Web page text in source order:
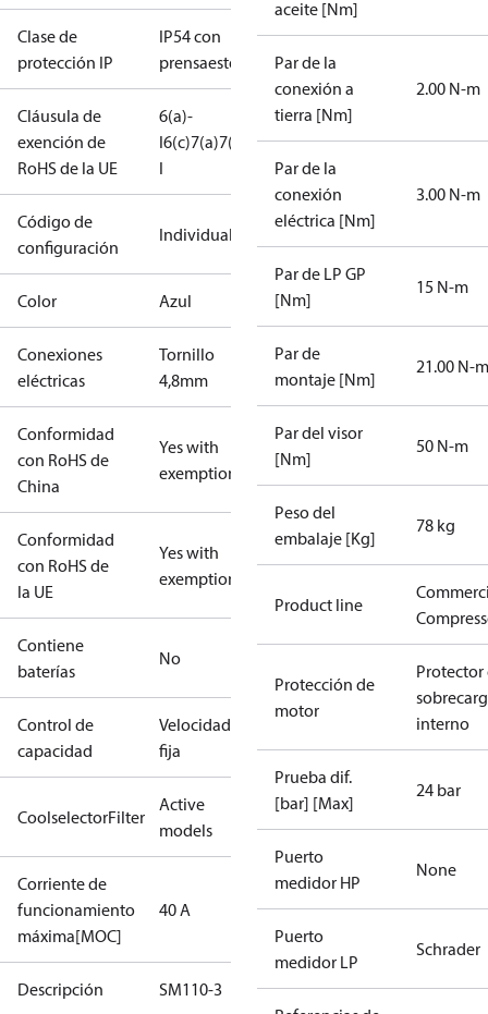
Clase de
protección IP
IP54 con
prensaestopas
Cláusula de
exención de
RoHS de la UE
6(a)-
I6(c)7(a)7(c)-
I
Código de
configuración
Individual
Color Azul
Conexiones
eléctricas
Tornillo
4,8mm
Conformidad
con RoHS de
China
Yes with
exemptions
Conformidad
con RoHS de
la UE
Yes with
exemptions
Contiene
baterías
No
Control de
capacidad
Velocidad
fija
CoolselectorFilter
Active
models
Corriente de
funcionamiento
máxima[MOC]
40 A
Descripción SM110-3
aceite [Nm]
Par de la
conexión a
tierra [Nm]
2.00 N-m
Par de la
conexión
eléctrica [Nm]
3.00 N-m
Par de LP GP
[Nm]
15 N-m
Par de
montaje [Nm]
21.00 N-m
Par del visor
[Nm]
50 N-m
Peso del
embalaje [Kg]
78 kg
Product line
Protección de
motor
Protector
interno
Prueba dif.
[bar] [Max]
24 bar
Puerto
medidor HP
None
Puerto
medidor LP
Schrader